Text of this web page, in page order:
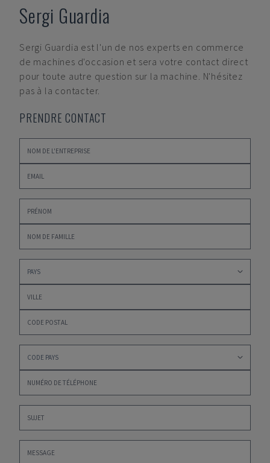
Sergi Guardia
Sergi Guardia est l'un de nos experts en commerce
de machines d'occasion et sera votre contact direct
pour toute autre question sur la machine. N'hésitez
pas à la contacter.
PRENDRE CONTACT